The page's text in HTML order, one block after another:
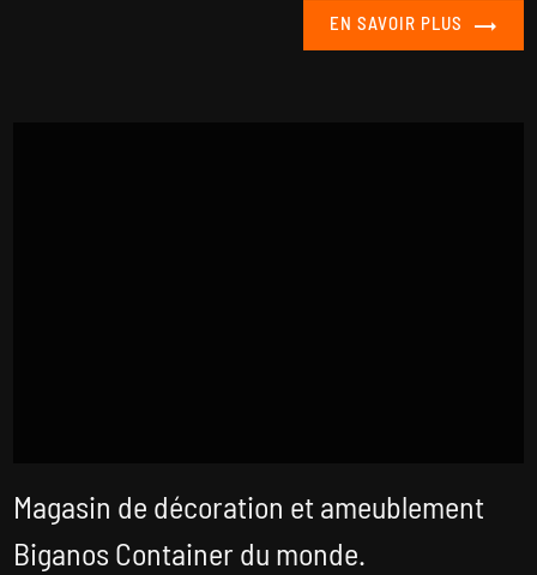
EN SAVOIR PLUS
Magasin de décoration et ameublement
Biganos Container du monde.